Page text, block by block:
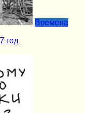
Времена
год